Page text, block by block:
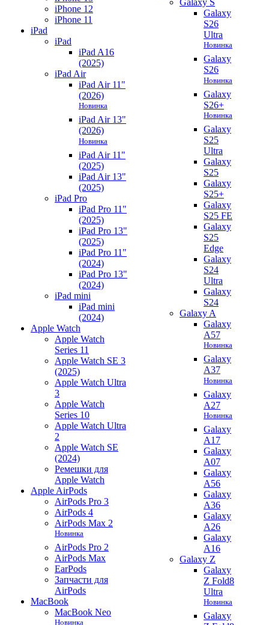
iPhone 12
iPhone 11
iPad
iPad
iPad A16
(2025)
iPad Air
iPad Air 11"
(2026)
Новинка
iPad Air 13"
(2026)
Новинка
iPad Air 11"
(2025)
iPad Air 13"
(2025)
iPad Pro
iPad Pro 11"
(2025)
iPad Pro 13"
(2025)
iPad Pro 11"
(2024)
iPad Pro 13"
(2024)
iPad mini
iPad mini
(2024)
Apple Watch
Apple Watch
Series 11
Apple Watch SE 3
(2025)
Apple Watch Ultra
3
Apple Watch
Series 10
Apple Watch Ultra
2
Apple Watch SE
(2024)
Ремешки для
Apple Watch
Apple AirPods
AirPods Pro 3
AirPods 4
AirPods Max 2
Новинка
AirPods Pro 2
AirPods Max
EarPods
Запчасти для
AirPods
MacBook
MacBook Neo
Новинка
Galaxy S
Galaxy
S26
Ultra
Новинка
Galaxy
S26
Новинка
Galaxy
S26+
Новинка
Galaxy
S25
Ultra
Galaxy
S25
Galaxy
S25+
Galaxy
S25 FE
Galaxy
S25
Edge
Galaxy
S24
Ultra
Galaxy
S24
Galaxy A
Galaxy
A57
Новинка
Galaxy
A37
Новинка
Galaxy
A27
Новинка
Galaxy
A17
Galaxy
A07
Galaxy
A56
Galaxy
A36
Galaxy
A26
Galaxy
A16
Galaxy Z
Galaxy
Z Fold8
Ultra
Новинка
Galaxy